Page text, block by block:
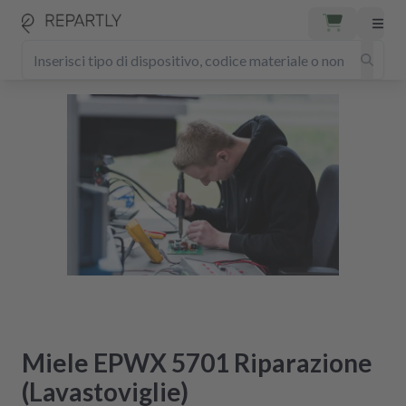
Miele EPWX 5701 Riparazione
(Lavastoviglie)